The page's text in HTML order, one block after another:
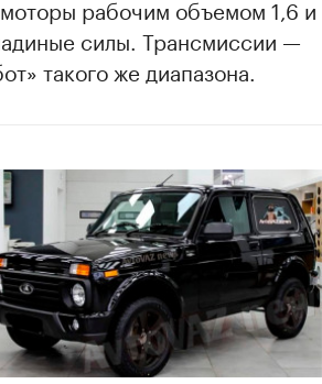
рабочим объемом 1,6 и
силы. Трансмиссии —
такого же диапазона.